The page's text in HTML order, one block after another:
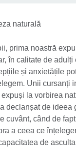
naturală
prima noastră
în calitate de adulți
și anxietățile
Unii cursanți
la vorbirea
declanșat de ideea
cuvânt, când de
a ceea ce
de